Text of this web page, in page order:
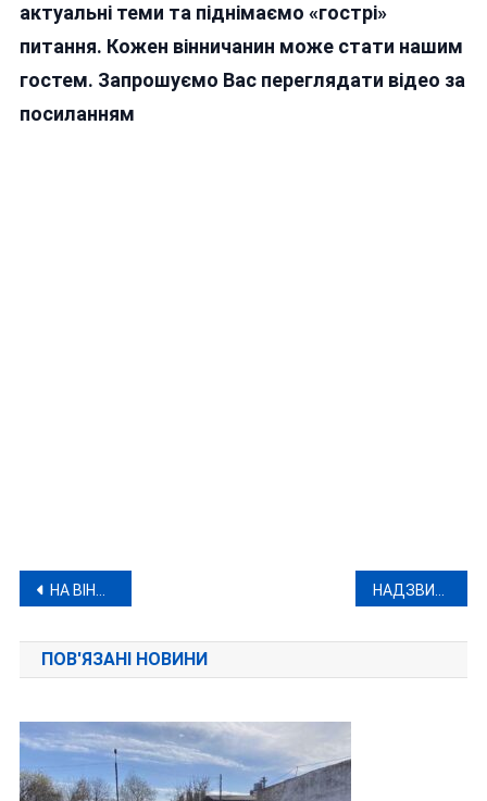
актуальні теми та піднімаємо «гострі»
питання. Кожен вінничанин може стати нашим
гостем. Запрошуємо Вас переглядати відео за
посиланням
Навігація
записів
НА ВІННИЧЧИНІ БАГАТОДІТНА МАМА НАРОДИЛА ДВІЙНЮ І ВСТАНОВИЛА РЕКОРД
ПОВ'ЯЗАНІ НОВИНИ